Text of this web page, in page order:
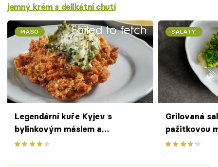
jemný krém s delikátní chutí
Failed to fetch
MASO
Legendární kuře Kyjev s
bylinkovým máslem a
bramborovou kaší podle receptu
SALÁTY
Grilovaná
pažitkovou
pistáciemi z